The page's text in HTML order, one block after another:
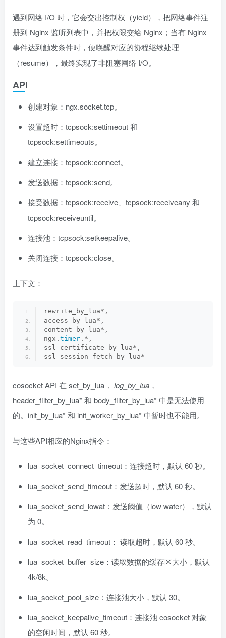
遇到网络 I/O 时，它会交出控制权（yield），把网络事件注
册到 Nginx 监听列表中，并把权限交给 Nginx；当有 Nginx
事件达到触发条件时，便唤醒对应的协程继续处理
（resume），最终实现了非阻塞网络 I/O。
API
创建对象：ngx.socket.tcp。
设置超时：tcpsock:settimeout 和
tcpsock:settimeouts。
建立连接：tcpsock:connect。
发送数据：tcpsock:send。
接受数据：tcpsock:receive、tcpsock:receiveany 和
tcpsock:receiveuntil。
连接池：tcpsock:setkeepalive。
关闭连接：tcpsock:close。
上下文：
rewrite_by_lua*,
access_by_lua*,
content_by_lua*,
ngx. timer .*,
ssl_certificate_by_lua*,
ssl_session_fetch_by_lua*_
cosocket API 在 set_by_lua ， log_by_lua ，
header_filter_by_lua* 和 body_filter_by_lua* 中是无法使用
的。init_by_lua* 和 init_worker_by_lua* 中暂时也不能用。
与这些API相应的Nginx指令：
lua_socket_connect_timeout：连接超时，默认 60 秒。
lua_socket_send_timeout：发送超时，默认 60 秒。
lua_socket_send_lowat：发送阈值（low water），默认
为 0。
lua_socket_read_timeout： 读取超时，默认 60 秒。
lua_socket_buffer_size：读取数据的缓存区大小，默认
4k/8k。
lua_socket_pool_size：连接池大小，默认 30。
lua_socket_keepalive_timeout：连接池 cosocket 对象
的空闲时间，默认 60 秒。